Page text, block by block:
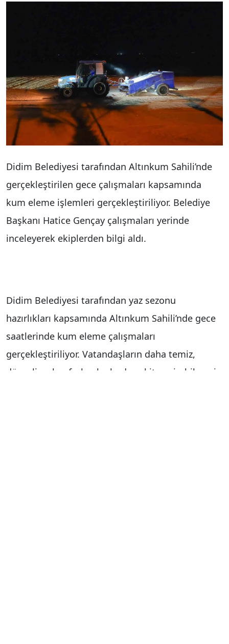
Didim Belediyesi tarafından Altınkum Sahili’nde
gerçekleştirilen gece çalışmaları kapsamında
kum eleme işlemleri gerçekleştiriliyor. Belediye
Başkanı Hatice Gençay çalışmaları yerinde
inceleyerek ekiplerden bilgi aldı.
Didim Belediyesi tarafından yaz sezonu
hazırlıkları kapsamında Altınkum Sahili’nde gece
saatlerinde kum eleme çalışmaları
gerçekleştiriliyor. Vatandaşların daha temiz,
düzenli ve konforlu alanlarda vakit geçirebilmesi